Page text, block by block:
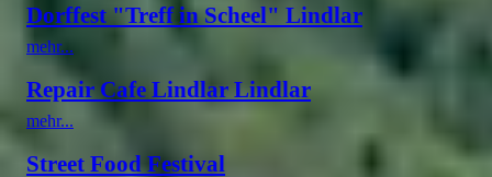
Dorffest "Treff in Scheel" Lindlar
mehr...
Repair Cafe Lindlar Lindlar
mehr...
Street Food Festival